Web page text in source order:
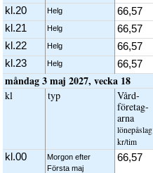
kl.20
Helg
66,57
kl.21
Helg
66,57
kl.22
Helg
66,57
kl.23
Helg 66,57
måndag 3 maj 2027, vecka 18
kl
typ
Vård­
företag­
arna
löne­påslag
kr/tim
kl.00
Morgon efter
Första maj
66,57